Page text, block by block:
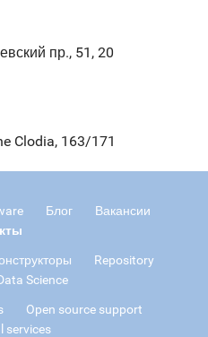
пр., 51, 20
Clodia, 163/171
Блог
Вакансии
Repository
Science
Open source support
services